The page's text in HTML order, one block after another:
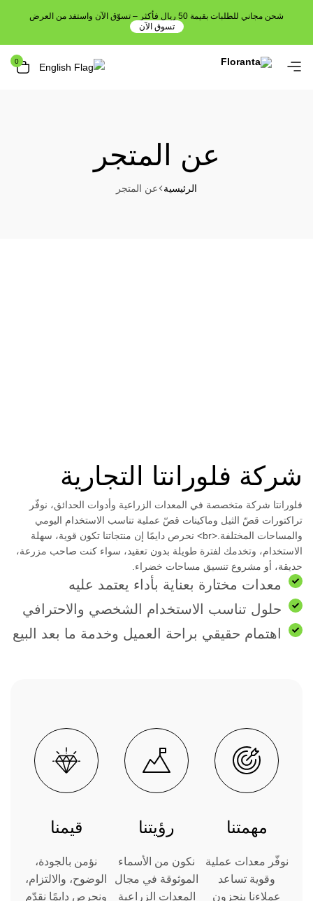
شحن مجاني للطلبات بقيمة 50 ريال فأكثر – تسوّق الآن واستفد من العرض
تسوق الآن
0
عن المتجر
الرئيسية عن المتجر
شركة فلورانتا التجارية
فلورانتا شركة متخصصة في المعدات الزراعية وأدوات الحدائق، نوفّر
تراكتورات قصّ الثيل وماكينات قصّ عملية تناسب الاستخدام اليومي
والمساحات المختلفة.<br> نحرص دايمًا إن منتجاتنا تكون قوية، سهلة
الاستخدام، وتخدمك لفترة طويلة بدون تعقيد، سواء كنت صاحب مزرعة،
حديقة، أو مشروع تنسيق مساحات خضراء.
معدات مختارة بعناية بأداء يعتمد عليه
حلول تناسب الاستخدام الشخصي والاحترافي
اهتمام حقيقي براحة العميل وخدمة ما بعد البيع
مهمتنا
نوفّر معدات عملية
وقوية تساعد
عملاءنا ينجزون
رؤيتنا
نكون من الأسماء
الموثوقة في مجال
المعدات الزراعية
قيمنا
نؤمن بالجودة،
الوضوح، والالتزام،
ونحرص دايمًا نقدّم